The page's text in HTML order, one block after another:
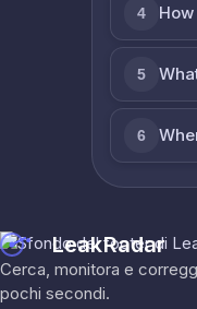
4
5
6
LeakRadar
Cerca, monitora e
pochi secondi.